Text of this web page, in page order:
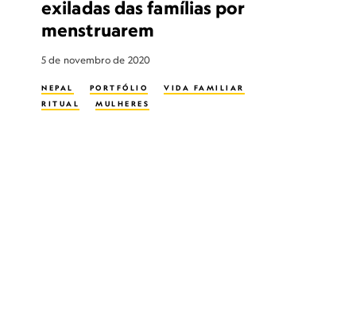
exiladas das famílias por
menstruarem
5 de novembro de 2020
NEPAL PORTFÓLIO
VIDA FAMILIAR
RITUAL
MULHERES